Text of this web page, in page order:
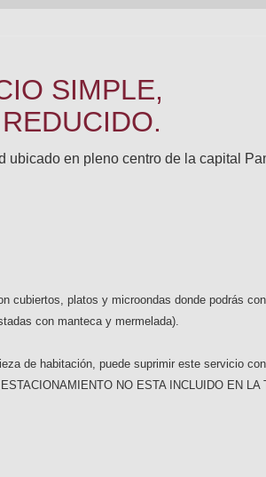
SIMPLE,
ubicado en pleno centro de la capital
cubiertos, platos y microondas donde podrás
con manteca y mermelada).
de habitación, puede suprimir este servicio
NO ESTA INCLUIDO EN LA